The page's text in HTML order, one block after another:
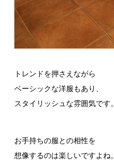
トレンドを押さえながら
ベーシックな洋服もあり、
スタイリッシュな雰囲気です。
お手持ちの服との相性を
想像するのは楽しいですよね。